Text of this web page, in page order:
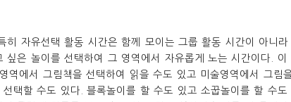
히 자유선택 활동 시간은 함께 모이는 그룹 활동 시간이 아니라
싶은 놀이를 선택하여 그 영역에서 자유롭게 노는 시간이다. 이
역에서 그림책을 선택하여 읽을 수도 있고 미술영역에서 그림
선택할 수도 있다. 블록놀이를 할 수도 있고 소꿉놀이를 할 수도